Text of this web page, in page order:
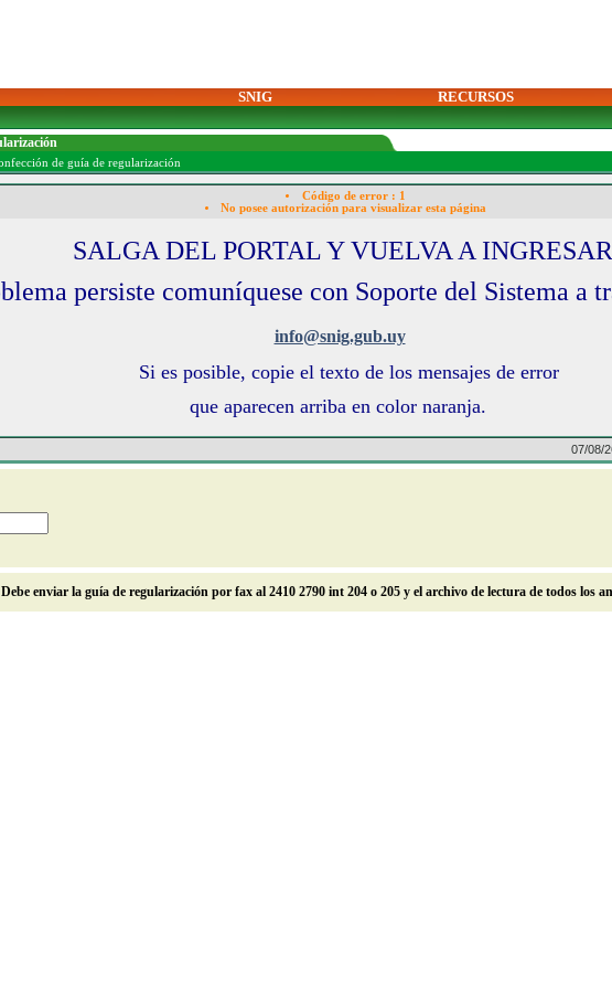
SNIG RECURSOS
de guía de regularización
enviar la guía de regularización por fax al 2410 2790 int 204 o 205 y el archivo de lectura de todos